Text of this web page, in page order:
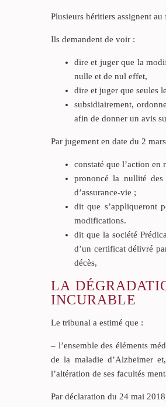
Plusieurs héritiers assignent
Ils demandent de voir :
dire et juger que la
nulle et de nul effet,
dire et juger que seules
subsidiairement,
afin de donner un avis
Par jugement en date du 2
constaté que l’action
prononcé la nullité des
d’assurance-vie ;
dit que s’appliqueront
modifications.
dit que la société
d’un certificat délivré
décès,
LA
INCURABLE
Le tribunal a estimé que :
– l’ensemble des éléments
de la maladie d’Alzheimer
l’altération de ses facultés
Par déclaration du 24 mai